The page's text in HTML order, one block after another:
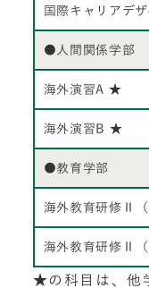
国際キャリアデ
●人間関係学部
海外演習A ★
海外演習B ★
●教育学部
海外教育研修Ⅱ
海外教育研修Ⅱ
★の科目は、他